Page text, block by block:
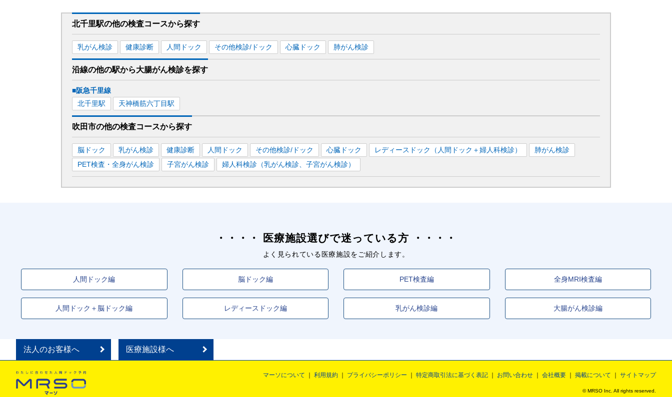
北千里駅の他の検査コースから探す
乳がん検診 健康診断 人間ドック その他検診/ドック 心臓ドック 肺がん検診
沿線の他の駅から大腸がん検診を探す
■阪急千里線
北千里駅 天神橋筋六丁目駅
吹田市の他の検査コースから探す
脳ドック 乳がん検診 健康診断 人間ドック その他検診/ドック 心臓ドック レディースドック（人間ドック＋婦人科検診）
肺がん検診
PET検査・全身がん検診
子宮がん検診 婦人科検診（乳がん検診、子宮がん検診）
医療施設選びで迷っている方
よく見られている医療施設をご紹介します。
人間ドック編 脳ドック編 PET検査編 全身MRI検査編
人間ドック＋脳ドック編 レディースドック編 乳がん検診編 大腸がん検診編
法人のお客様へ 医療施設様へ
マーソについて 利用規約 プライバシーポリシー 特定商取引法に基づく表記 お問い合わせ 会社概要 掲載について サイトマップ
© MRSO Inc. All rights reserved.